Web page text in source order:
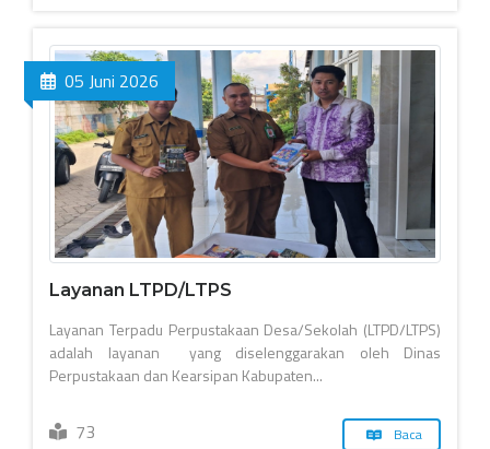
05 Juni 2026
Layanan LTPD/LTPS
Layanan Terpadu Perpustakaan Desa/Sekolah (LTPD/LTPS)
adalah layanan yang diselenggarakan oleh Dinas
Perpustakaan dan Kearsipan Kabupaten...
73 Baca